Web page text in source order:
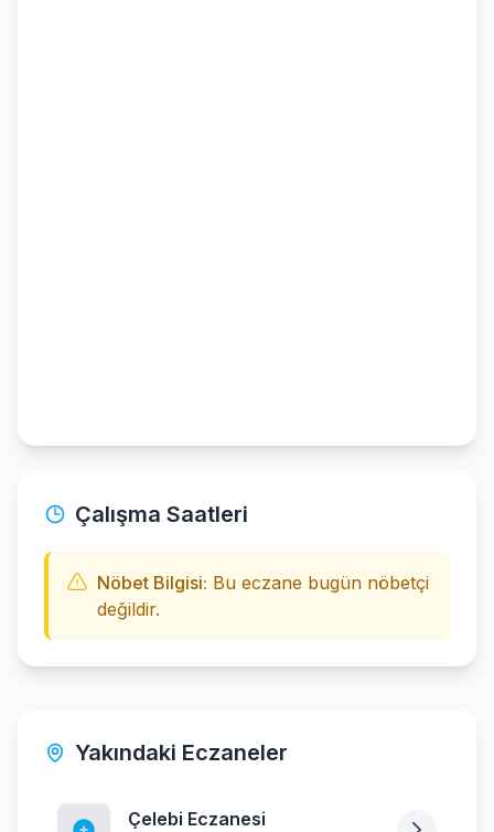
Çalışma Saatleri
Nöbet Bilgisi: Bu eczane bugün nöbetçi
değildir.
Yakındaki Eczaneler
Çelebi Eczanesi